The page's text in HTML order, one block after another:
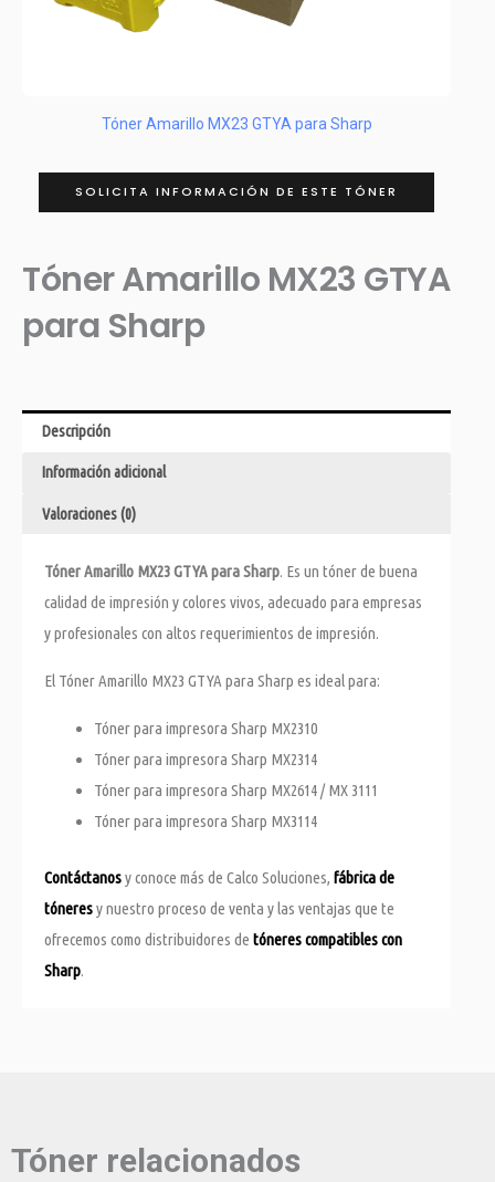
Tóner Amarillo MX23 GTYA para Sharp
SOLICITA INFORMACIÓN DE ESTE TÓNER
Tóner Amarillo MX23 GTYA
para Sharp
Descripción
Información adicional
Valoraciones (0)
Tóner Amarillo MX23 GTYA para Sharp. Es un tóner de buena
calidad de impresión y colores vivos, adecuado para empresas
y profesionales con altos requerimientos de impresión.
El Tóner Amarillo MX23 GTYA para Sharp es ideal para:
Tóner para impresora Sharp MX2310
Tóner para impresora Sharp MX2314
Tóner para impresora Sharp MX2614 / MX 3111
Tóner para impresora Sharp MX3114
Contáctanosy conoce más de Calco Soluciones, fábrica de
tóneresy nuestro proceso de venta y las ventajas que te
ofrecemos como distribuidores de tóneres compatibles con
Sharp.
Tóner relacionados